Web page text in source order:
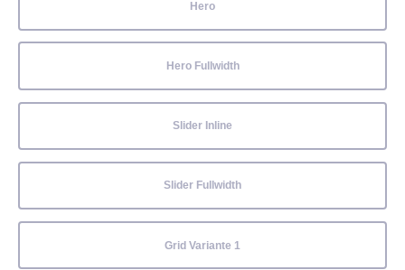
Hero
Hero Fullwidth
Slider Inline
Slider Fullwidth
Grid Variante 1